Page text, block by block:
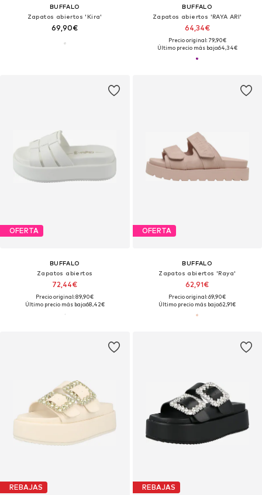
BUFFALO
Zapatos abiertos 'Kira'
69,90€
BUFFALO
Zapatos abiertos 'RAYA ARI'
64,34€
Precio original: 79,90€
Último precio más bajo:64,34€
OFERTA
BUFFALO
Zapatos abiertos
72,44€
Precio original: 89,90€
Último precio más bajo:68,42€
OFERTA
BUFFALO
Zapatos abiertos 'Raya'
62,91€
Precio original: 69,90€
Último precio más bajo:62,91€
REBAJAS REBAJAS